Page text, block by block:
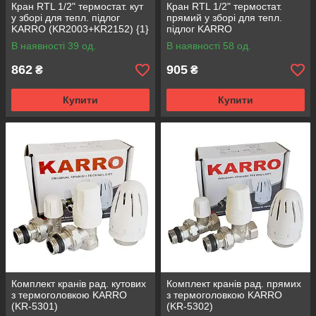
Кран RTL 1/2" термостат. кут
у зборі для тепл. підлог
KARRO (KR2003+KR2152) {1}
В наявності 39 од.
862 ₴
Купити
Кран RTL 1/2" термостат.
прямий у зборі для тепл.
підлог KARRO
(KR2004+KR2152) {1}
В наявності 58 од.
905 ₴
Купити
Комплект кранів рад. кутових
з термоголовкою KARRO
(KR-5301)
Комплект кранів рад. прямих
з термоголовкою KARRO
(KR-5302)